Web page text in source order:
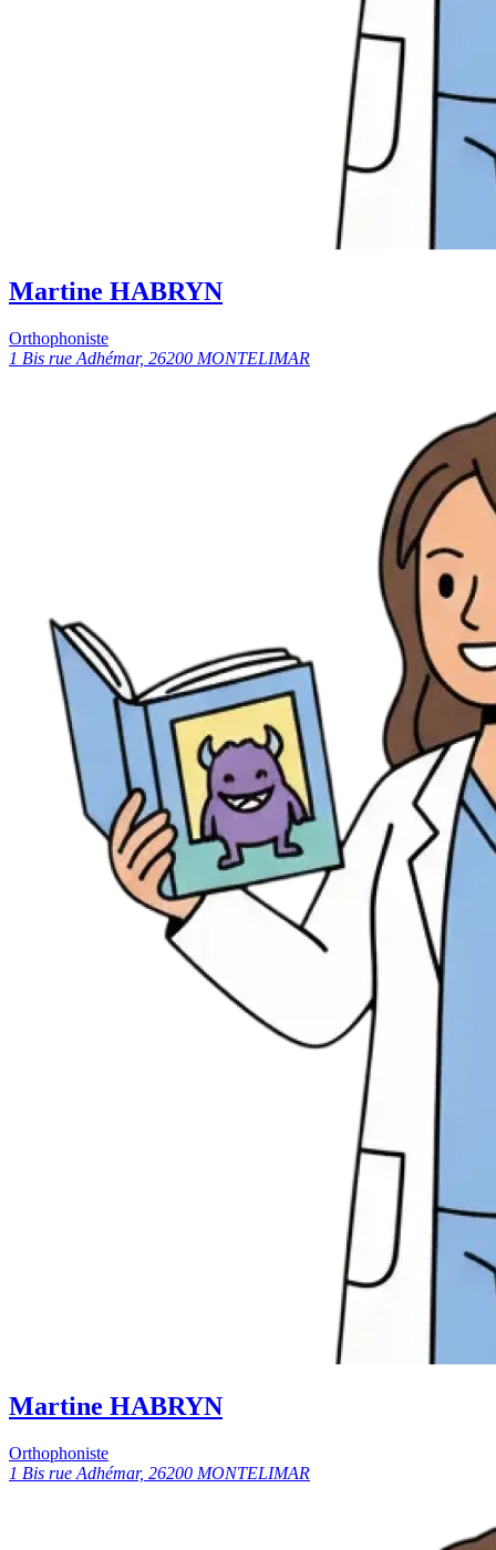
Martine HABRYN
Orthophoniste
1 Bis rue Adhémar, 26200 MONTELIMAR
Martine HABRYN
Orthophoniste
1 Bis rue Adhémar, 26200 MONTELIMAR